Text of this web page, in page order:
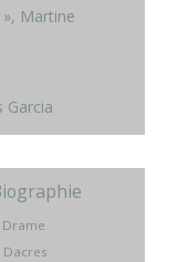
Martine
Garcia
Drame
Dacres